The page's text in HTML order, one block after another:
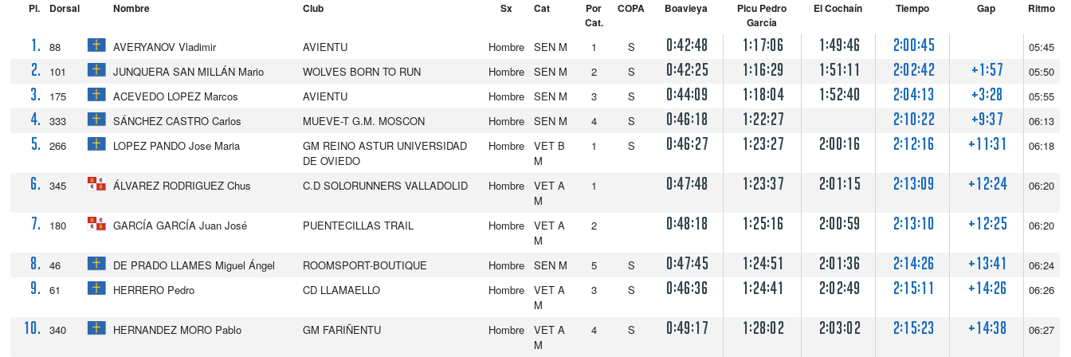
Pl. Dorsal Nombre Club Sx Cat
Por
Cat.
COPA Boavieya
Picu Pedro
García
El Cochaín Tiempo Gap Ritmo
1. 88 AVERYANOV Vladimir AVIENTU Hombre SEN M 1 S 0:42:48 1:17:06 1:49:46 2:00:45 05:45
2. 101 JUNQUERA SAN MILLÁN Mario WOLVES BORN TO RUN Hombre SEN M 2 S 0:42:25 1:16:29 1:51:11 2:02:42 +1:57 05:50
3. 175 ACEVEDO LOPEZ Marcos AVIENTU Hombre SEN M 3 S 0:44:09 1:18:04 1:52:40 2:04:13 +3:28 05:55
4. 333 SÁNCHEZ CASTRO Carlos MUEVE-T G.M. MOSCON Hombre SEN M 4 S 0:46:18 1:22:27 2:10:22 +9:37 06:13
5. 266 LOPEZ PANDO Jose Maria
GM REINO ASTUR UNIVERSIDAD
DE OVIEDO
Hombre
VET B
M
1 S 0:46:27 1:23:27 2:00:16 2:12:16 +11:31 06:18
6. 345 ÁLVAREZ RODRIGUEZ Chus C.D SOLORUNNERS VALLADOLID Hombre
VET A
M
1 0:47:48 1:23:37 2:01:15 2:13:09 +12:24 06:20
7. 180 GARCÍA GARCÍA Juan José PUENTECILLAS TRAIL Hombre
VET A
M
2 0:48:18 1:25:16 2:00:59 2:13:10 +12:25 06:20
8. 46 DE PRADO LLAMES Miguel Ángel ROOMSPORT-BOUTIQUE Hombre SEN M 5 S 0:47:45 1:24:51 2:01:36 2:14:26 +13:41 06:24
9. 61 HERRERO Pedro CD LLAMAELLO Hombre
VET A
M
3 S 0:46:36 1:24:41 2:02:49 2:15:11 +14:26 06:26
10. 340 HERNANDEZ MORO Pablo GM FARIÑENTU Hombre
VET A
M
4 S 0:49:17 1:28:02 2:03:02 2:15:23 +14:38 06:27